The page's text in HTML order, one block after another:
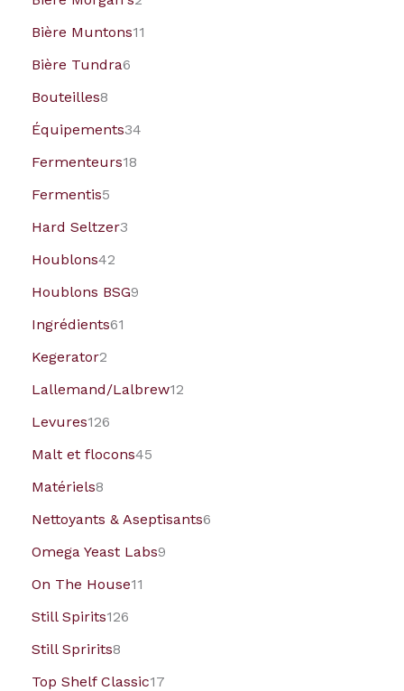
Bière Muntons11
Bière Tundra6
Bouteilles8
Équipements34
Fermenteurs18
Fermentis5
Hard Seltzer3
Houblons42
Houblons BSG9
Ingrédients61
Kegerator2
Lallemand/Lalbrew12
Levures126
Malt et flocons45
Matériels8
Nettoyants & Aseptisants6
Omega Yeast Labs9
On The House11
Still Spirits126
Still Spririts8
Top Shelf Classic17